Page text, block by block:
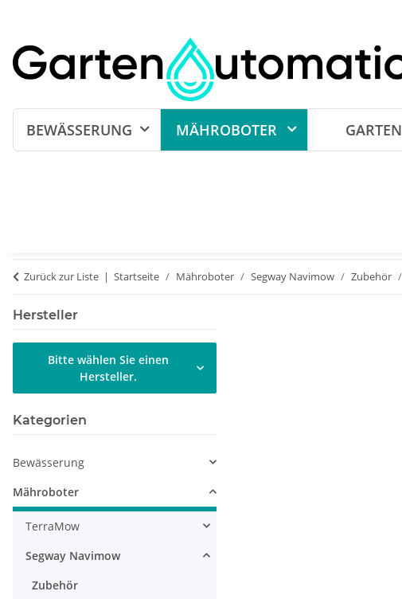
BEWÄSSERUNG MÄHROBOTER GARTEN
Zurück zur Liste Startseite Mähroboter Segway Navimow Zubehör
Hersteller
Bitte wählen Sie einen
Hersteller.
Kategorien
Bewässerung
Mähroboter
TerraMow
Segway Navimow
Zubehör